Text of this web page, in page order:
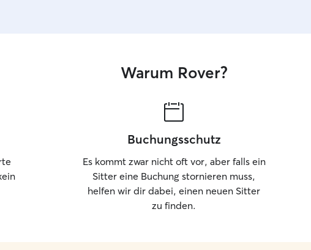
Warum Rover?
Buchungsschutz
Es kommt zwar nicht oft vor, aber falls ein
Sitter eine Buchung stornieren muss,
helfen wir dir dabei, einen neuen Sitter
zu finden.